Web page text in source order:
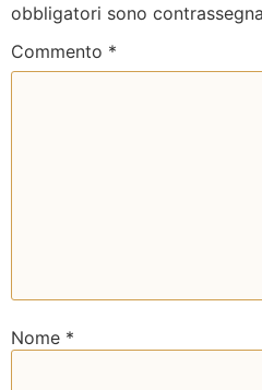
obbligatori sono
Commento *
Nome *